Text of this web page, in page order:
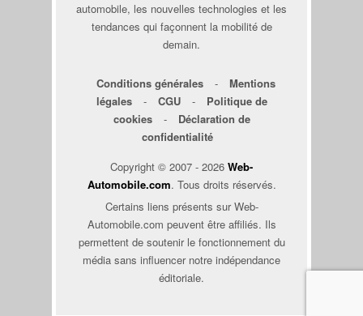
automobile, les nouvelles technologies et les
tendances qui façonnent la mobilité de
demain.
Conditions générales -
Mentions
légales
- CGU -
Politique de
cookies
-
Déclaration de
confidentialité
Copyright © 2007 - 2026 Web-
Automobile.com. Tous droits réservés.
Certains liens présents sur Web-
Automobile.com peuvent être affiliés. Ils
permettent de soutenir le fonctionnement du
média sans influencer notre indépendance
éditoriale.